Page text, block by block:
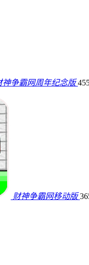
神争霸网周年纪念版
财神争霸网移动版